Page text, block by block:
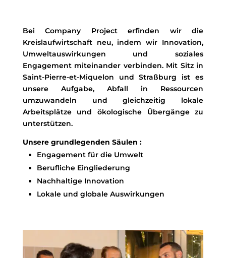
Bei Company Project erfinden wir die
Kreislaufwirtschaft neu, indem wir Innovation,
Umweltauswirkungen und soziales
Engagement miteinander verbinden. Mit Sitz in
Saint-Pierre-et-Miquelon und Straßburg ist es
unsere Aufgabe, Abfall in Ressourcen
umzuwandeln und gleichzeitig lokale
Arbeitsplätze und ökologische Übergänge zu
unterstützen.
Unsere grundlegenden Säulen :
Engagement für die Umwelt
Berufliche Eingliederung
Nachhaltige Innovation
Lokale und globale Auswirkungen